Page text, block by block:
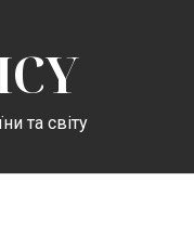
та світу